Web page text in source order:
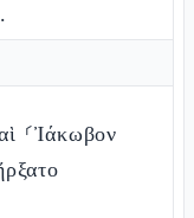
⸂Ἰάκωβον